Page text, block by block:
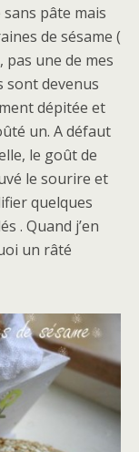
pâte mais
de sésame (
pas une de mes
sont devenus
dépitée et
un. A défaut
le goût de
le sourire et
quelques
. Quand j’en
un râté